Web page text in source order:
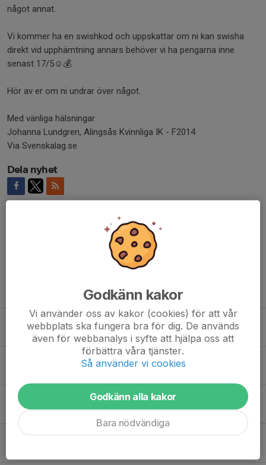
något annat.
Vi kommer ha en swishkod och uppskattar om ni kan swisha
direkt vid upphämtning annars behöver vi ha pengarna inne
senast 17/5☺️💰
Hör av er om ni undrar över något.
Med vänliga hälsningar
Johanna Lundgren, Alingsås Kvinnliga IK - F2014
Via Svenskalag.se
Dela nyhet
Tidigare nyheter
Beskrivning av uppdrag
Igår, 16:50
Bemanningsschema höst 2026
Alingsås Sommarcup 8-9 augusti
3 aug, 21:10 0
Godkänn kakor
Vi använder oss av kakor (cookies) för att vår
webbplats ska fungera bra för dig. De används
även för webbanalys i syfte att hjälpa oss att
förbättra våra tjänster.
Så använder vi cookies
Godkänn alla kakor
Bara nödvändiga